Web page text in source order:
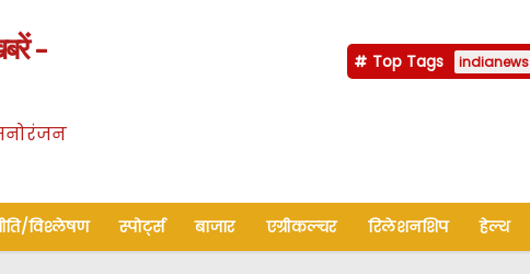
-
Top Tags indianews
विश्लेषण स्पोर्ट्स बाजार एग्रीकल्चर रिलेशनशिप हेल्थ